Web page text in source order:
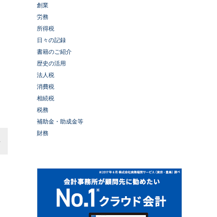
創業
労務
所得税
日々の記録
書籍のご紹介
歴史の活用
法人税
消費税
相続税
税務
補助金・助成金等
財務